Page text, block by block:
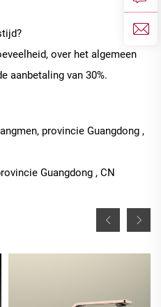
over het algemeen
aanbetaling van 30%.
provincie Guangdong ,
Guangdong , CN